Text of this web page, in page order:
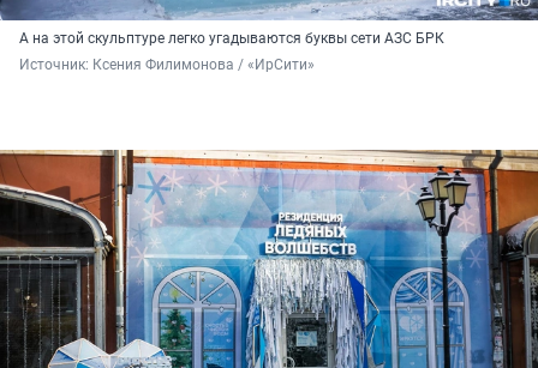
А на этой скульптуре легко угадываются буквы сети АЗС БРК
Источник: Ксения Филимонова / «ИрСити»